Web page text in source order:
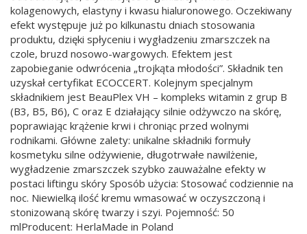
kolagenowych, elastyny i kwasu hialuronowego. Oczekiwany
efekt występuje już po kilkunastu dniach stosowania
produktu, dzięki spłyceniu i wygładzeniu zmarszczek na
czole, bruzd nosowo-wargowych. Efektem jest
zapobieganie odwrócenia „trojkąta młodości”. Składnik ten
uzyskał certyfikat ECOCCERT. Kolejnym specjalnym
składnikiem jest BeauPlex VH – kompleks witamin z grup B
(B3, B5, B6), C oraz E działający silnie odżywczo na skórę,
poprawiając krążenie krwi i chroniąc przed wolnymi
rodnikami. Główne zalety: unikalne składniki formuły
kosmetyku silne odżywienie, długotrwałe nawilżenie,
wygładzenie zmarszczek szybko zauważalne efekty w
postaci liftingu skóry Sposób użycia: Stosować codziennie na
noc. Niewielką ilość kremu wmasować w oczyszczoną i
stonizowaną skórę twarzy i szyi. Pojemność: 50
mlProducent: HerlaMade in Poland